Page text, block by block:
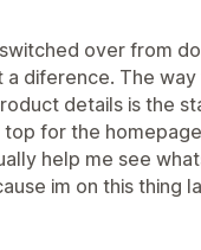
over from
a diference. The
details is the
top for the
help me see
im on this thing